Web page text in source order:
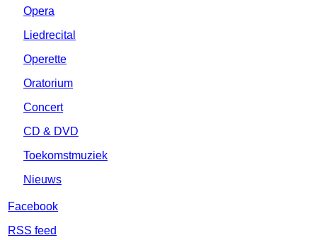
Opera
Liedrecital
Operette
Oratorium
Concert
CD & DVD
Toekomstmuziek
Nieuws
Facebook
RSS feed